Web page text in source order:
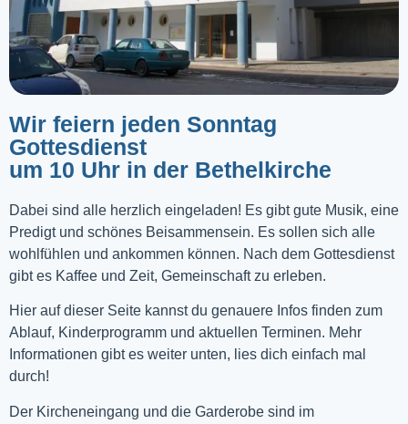
Wir feiern jeden Sonntag
Gottesdienst
um 10 Uhr in der Bethelkirche
Dabei sind alle herzlich eingeladen! Es gibt gute Musik, eine
Predigt und schönes Beisammensein. Es sollen sich alle
wohlfühlen und ankommen können. Nach dem Gottesdienst
gibt es Kaffee und Zeit, Gemeinschaft zu erleben.
Hier auf dieser Seite kannst du genauere Infos finden zum
Ablauf, Kinderprogramm und aktuellen Terminen. Mehr
Informationen gibt es weiter unten, lies dich einfach mal
durch!
Der Kircheneingang und die Garderobe sind im